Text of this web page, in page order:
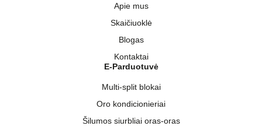
Apie mus
Skaičiuoklė
Blogas
Kontaktai
E-Parduotuvė
Multi-split blokai
Oro kondicionieriai
Šilumos siurbliai oras-oras